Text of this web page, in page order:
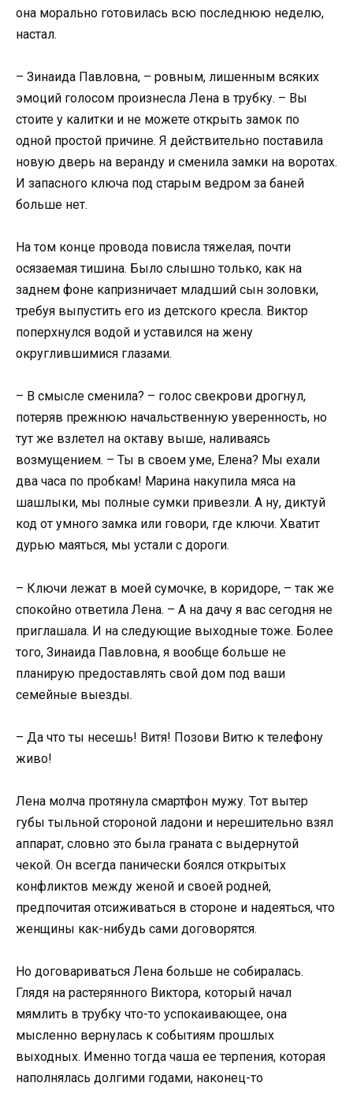
она морально готовилась всю последнюю неделю,
настал.
– Зинаида Павловна, – ровным, лишенным всяких
эмоций голосом произнесла Лена в трубку. – Вы
стоите у калитки и не можете открыть замок по
одной простой причине. Я действительно поставила
новую дверь на веранду и сменила замки на воротах.
И запасного ключа под старым ведром за баней
больше нет.
На том конце провода повисла тяжелая, почти
осязаемая тишина. Было слышно только, как на
заднем фоне капризничает младший сын золовки,
требуя выпустить его из детского кресла. Виктор
поперхнулся водой и уставился на жену
округлившимися глазами.
– В смысле сменила? – голос свекрови дрогнул,
потеряв прежнюю начальственную уверенность, но
тут же взлетел на октаву выше, наливаясь
возмущением. – Ты в своем уме, Елена? Мы ехали
два часа по пробкам! Марина накупила мяса на
шашлыки, мы полные сумки привезли. А ну, диктуй
код от умного замка или говори, где ключи. Хватит
дурью маяться, мы устали с дороги.
– Ключи лежат в моей сумочке, в коридоре, – так же
спокойно ответила Лена. – А на дачу я вас сегодня не
приглашала. И на следующие выходные тоже. Более
того, Зинаида Павловна, я вообще больше не
планирую предоставлять свой дом под ваши
семейные выезды.
– Да что ты несешь! Витя! Позови Витю к телефону
живо!
Лена молча протянула смартфон мужу. Тот вытер
губы тыльной стороной ладони и нерешительно взял
аппарат, словно это была граната с выдернутой
чекой. Он всегда панически боялся открытых
конфликтов между женой и своей родней,
предпочитая отсиживаться в стороне и надеяться, что
женщины как-нибудь сами договорятся.
Но договариваться Лена больше не собиралась.
Глядя на растерянного Виктора, который начал
мямлить в трубку что-то успокаивающее, она
мысленно вернулась к событиям прошлых
выходных. Именно тогда чаша ее терпения, которая
наполнялась долгими годами, наконец-то